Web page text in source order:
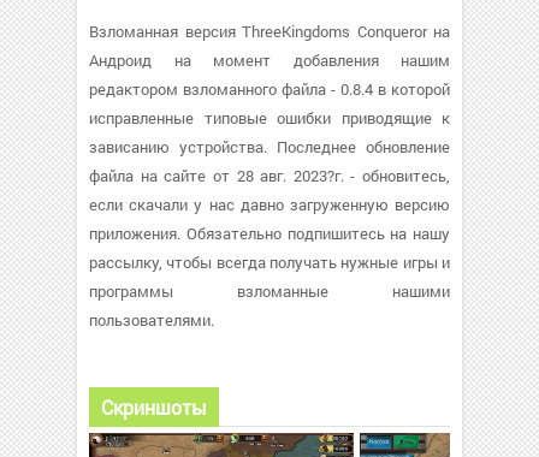
Взломанная версия ThreeKingdoms Conqueror на
Андроид на момент добавления нашим
редактором взломанного файла - 0.8.4 в которой
исправленные типовые ошибки приводящие к
зависанию устройства. Последнее обновление
файла на сайте от 28 авг. 2023?г. - обновитесь,
если скачали у нас давно загруженную версию
приложения. Обязательно подпишитесь на нашу
рассылку, чтобы всегда получать нужные игры и
программы взломанные нашими
пользователями.
Скриншоты